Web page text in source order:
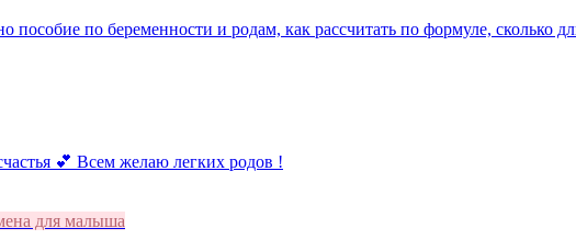
по беременности и родам, как рассчитать по формуле, сколько
💕 Всем желаю легких родов !
для малыша